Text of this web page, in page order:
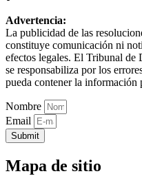
Advertencia:
La publicidad de las
constituye comunicación ni
efectos legales. El Tribunal de
se responsabiliza por los
pueda contener la información
Nombre
Email
Submit
Mapa de sitio